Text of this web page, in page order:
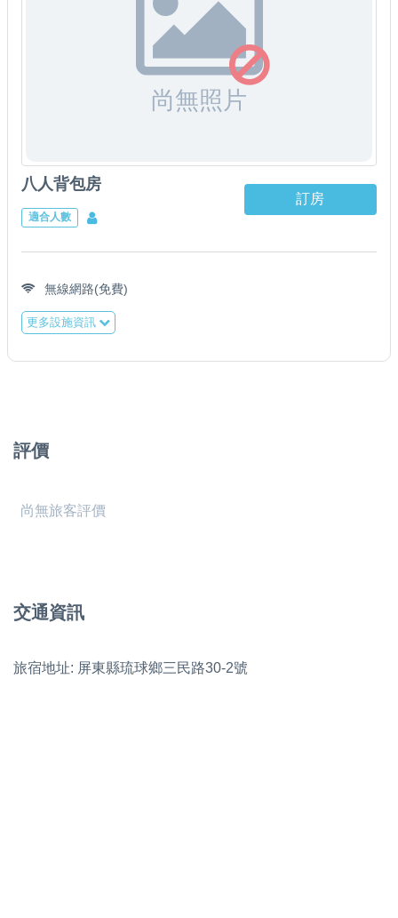
尚無照片
八人背包房
適合人數
訂房
無線網路(免費)
更多設施資訊
評價
尚無旅客評價
交通資訊
旅宿地址: 屏東縣琉球鄉三民路30-2號